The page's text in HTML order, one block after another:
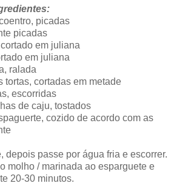
picadas
picadas
em juliana
em juliana
ralada
tortas, cortadas em metade
escorridas
de caju, tostados
cozido de acordo com as
depois passe por água fria e escorrer.
molho / marinada ao esparguete e
20-30 minutos.